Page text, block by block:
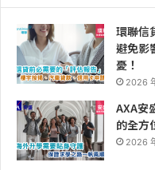
環聯信
避免影
憂！
2026
AXA安
的全方
2026